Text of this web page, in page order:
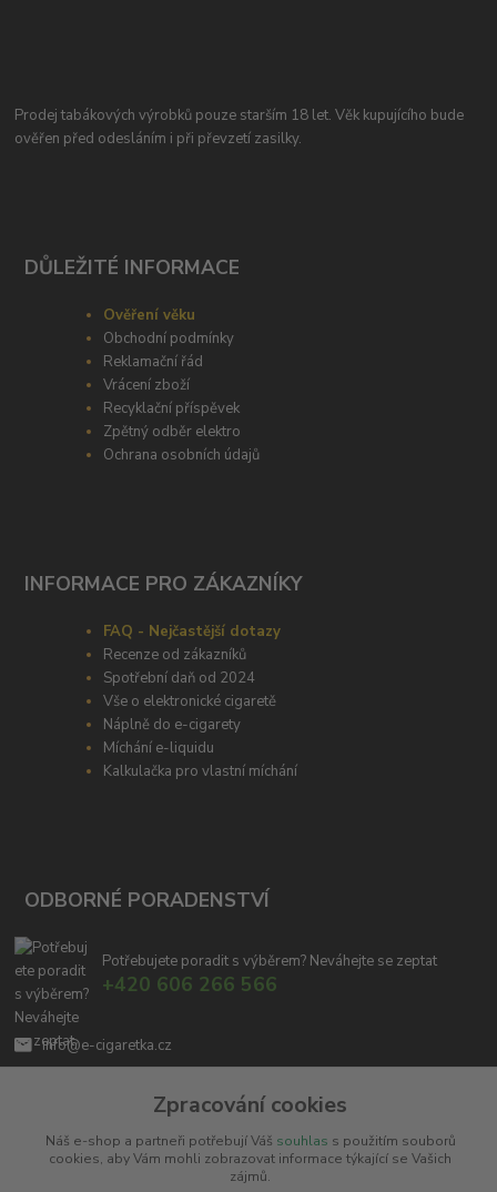
Prodej tabákových výrobků pouze starším 18 let. Věk kupujícího bude
ověřen před odesláním i při převzetí zasilky.
DŮLEŽITÉ INFORMACE
Ověření věku
Obchodní podmínky
Reklamační řád
Vrácení zboží
Recyklační příspěvek
Zpětný odběr elektro
Ochrana osobních údajů
INFORMACE PRO ZÁKAZNÍKY
FAQ - Nejčastější dotazy
Recenze od zákazníků
Spotřební daň od 2024
Vše o elektronické cigaretě
Náplně do e-cigarety
Míchání e-liquidu
Kalkulačka pro vlastní míchání
ODBORNÉ PORADENSTVÍ
Potřebujete poradit s výběrem? Neváhejte se zeptat
+420 606 266 566
info@e-cigaretka.cz
Zpracování cookies
Náš e-shop a partneři potřebují Váš souhlas s použitím souborů
cookies, aby Vám mohli zobrazovat informace týkající se Vašich
zájmů.